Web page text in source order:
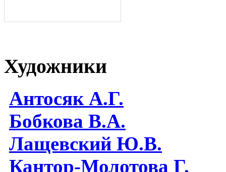
Художники
Антосяк А.Г.
Бобкова В.А.
Лащевский Ю.В.
Кантор-Молотова Г.